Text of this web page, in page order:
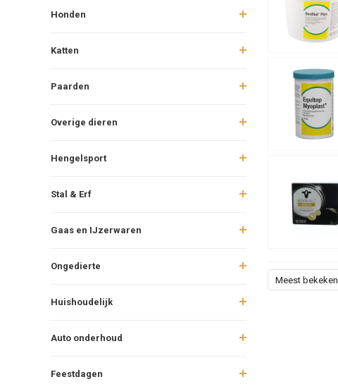
Honden
Katten
Paarden
Overige dieren
Hengelsport
Stal & Erf
Gaas en IJzerwaren
Ongedierte
Huishoudelijk
Auto onderhoud
Feestdagen
Meest bekeken